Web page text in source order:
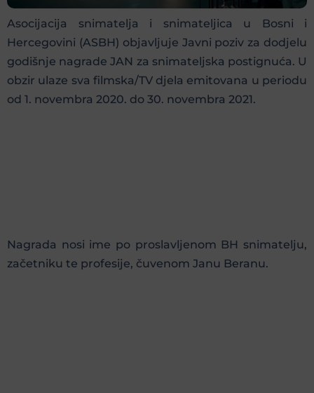
Asocijacija snimatelja i snimateljica u Bosni i
Hercegovini (ASBH) objavljuje Javni poziv za dodjelu
godišnje nagrade JAN za snimateljska postignuća. U
obzir ulaze sva filmska/TV djela emitovana u periodu
od 1. novembra 2020. do 30. novembra 2021.
Nagrada nosi ime po proslavljenom BH snimatelju,
začetniku te profesije, čuvenom Janu Beranu.